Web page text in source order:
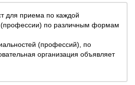
для приема по каждой
(профессии) по различным формам
(профессий), по
организация объявляет